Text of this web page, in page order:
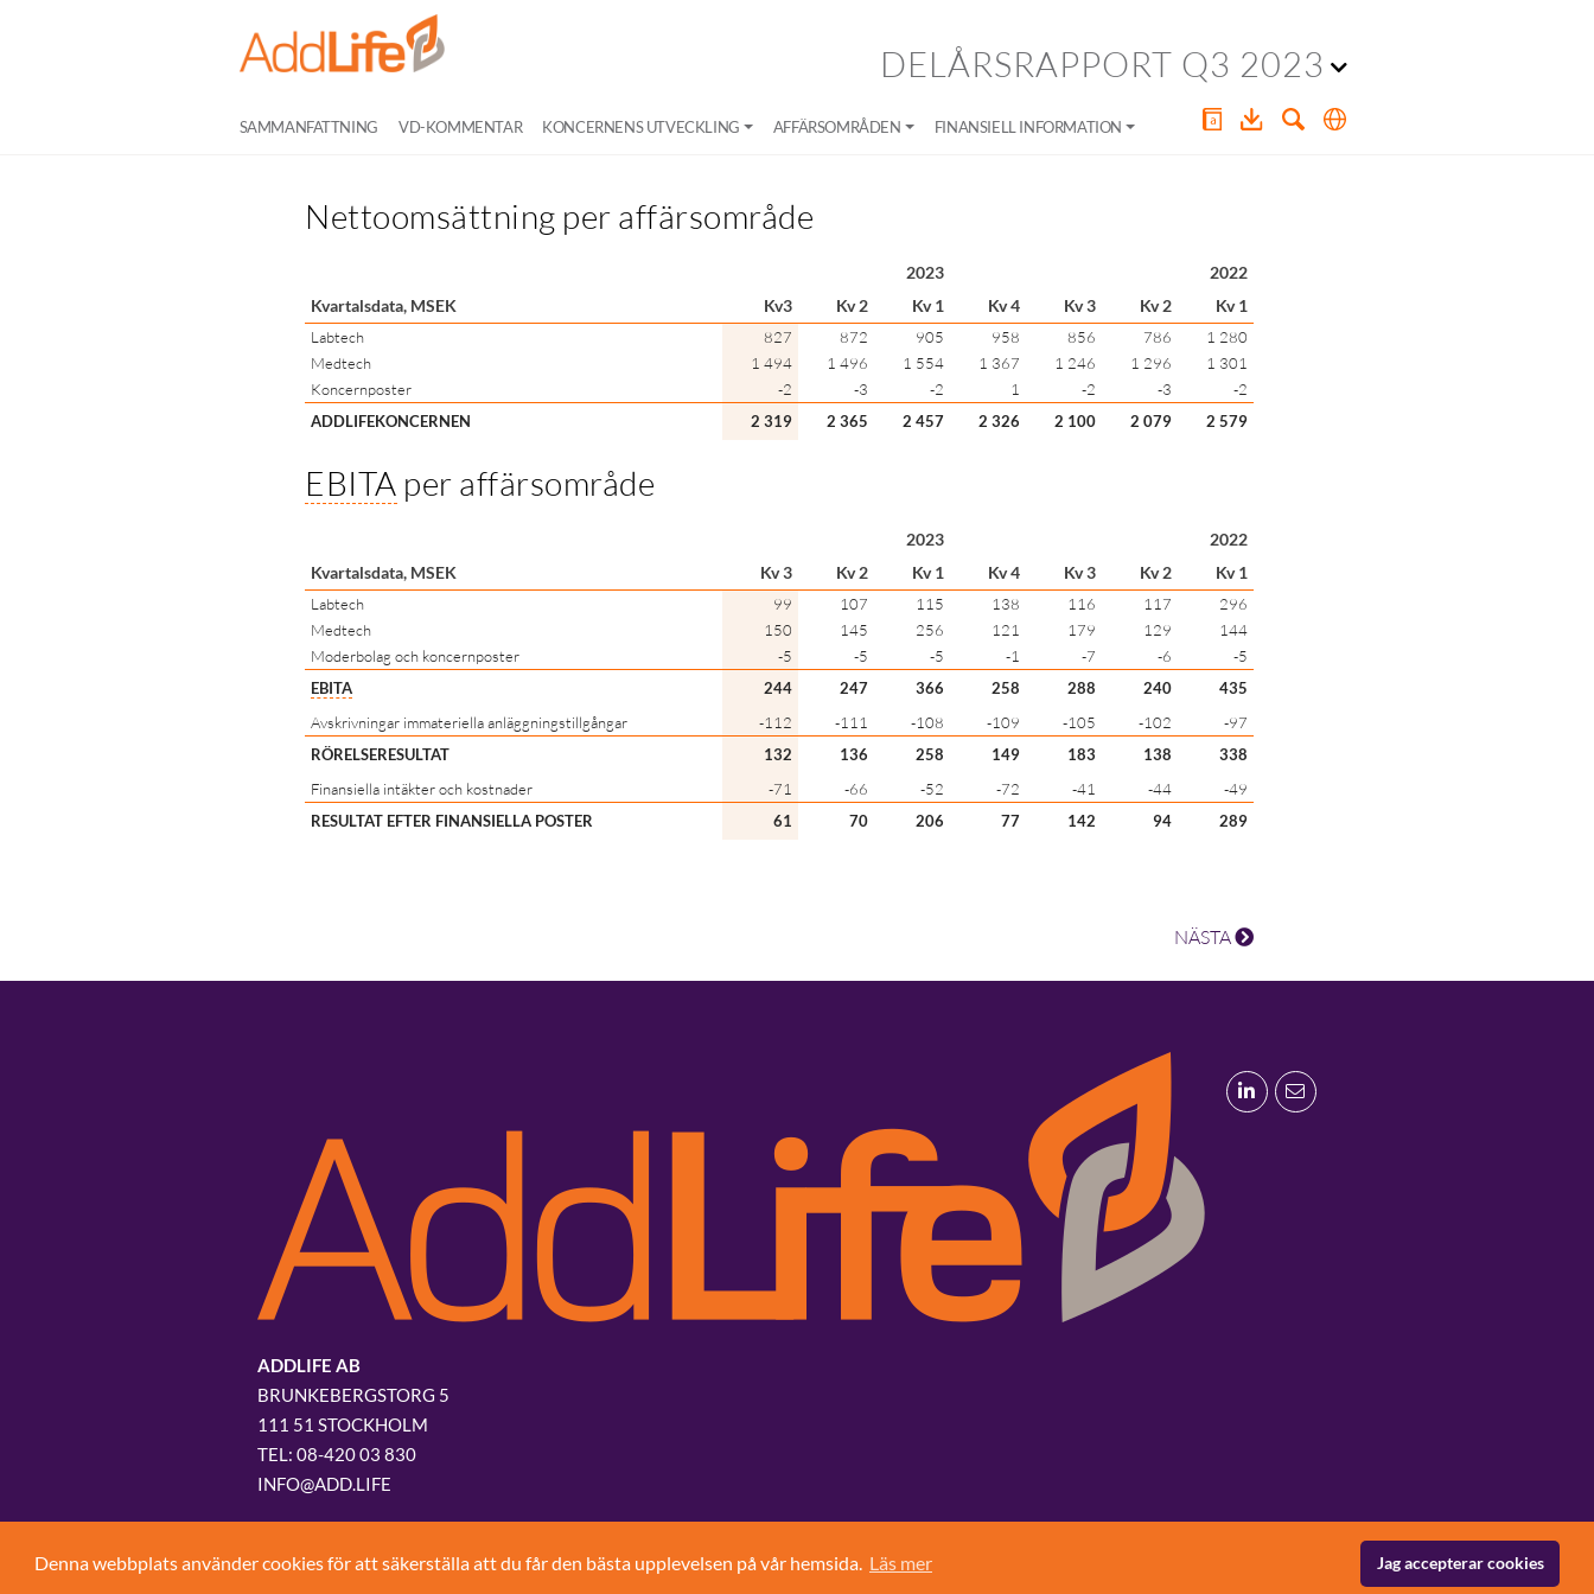
Denna webbplats använder cookies för att säkerställa att du får den bästa upplevelsen på vår hemsida. Läs mer Jag accepterar cookies
DELÅRSRAPPORT Q3 2023
SAMMANFATTNING VD-KOMMENTAR KONCERNENS UTVECKLING AFFÄRSOMRÅDEN FINANSIELL INFORMATION
Nettoomsättning per affärsområde
2023
2022
Kvartalsdata, MSEK
Kv3 Kv 2 Kv 1 Kv 4 Kv 3 Kv 2 Kv 1
Labtech 827 872 905 958 856 786
1 280
Medtech
1 494 1 496 1 554 1 367 1 246 1 296
1 301
Koncernposter
-2 -3 -2 1 -2 -3
-2
ADDLIFEKONCERNEN
2 319 2 365 2 457 2 326 2 100 2 079 2 579
EBITA per affärsområde
2023
2022
Kvartalsdata, MSEK
Kv 3 Kv 2 Kv 1 Kv 4 Kv 3 Kv 2 Kv 1
Labtech 99 107 115 138 116 117
296
Medtech
150 145 256 121 179 129
144
Moderbolag och koncernposter
-5 -5 -5 -1 -7 -6
-5
EBITA
244 247 366 258 288 240
435
Avskrivningar immateriella anläggningstillgångar
-112 -111 -108 -109 -105 -102
-97
RÖRELSERESULTAT
132 136 258 149 183 138
338
Finansiella intäkter och kostnader
-71 -66 -52 -72 -41 -44
-49
RESULTAT EFTER FINANSIELLA POSTER
61 70 206 77 142 94 289
NÄSTA
ADDLIFE AB
BRUNKEBERGSTORG 5
111 51 STOCKHOLM
08-420 03 830
INFO@ADD.LIFE